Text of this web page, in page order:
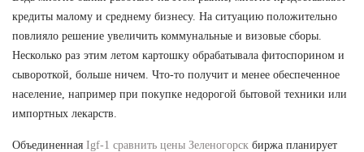
кредиты малому и среднему бизнесу. На ситуацию положительно
повлияло решение увеличить коммунальные и визовые сборы.
Несколько раз этим летом картошку обрабатывала фитоспорином и
сывороткой, больше ничем. Что-то получит и менее обеспеченное
население, например при покупке недорогой бытовой техники или
импортных лекарств.
Объединенная Igf-1 сравнить цены Зеленогорск биржа планирует